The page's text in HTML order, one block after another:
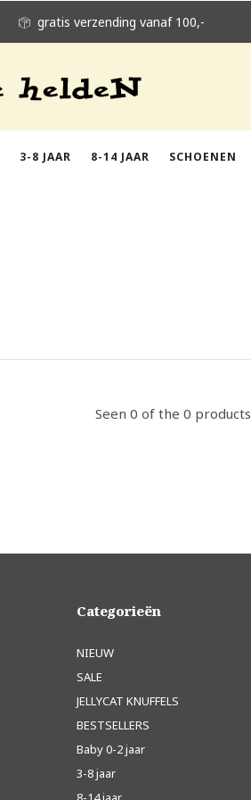
3-8 JAAR 8-14 JAAR SCHOENEN
gratis verzending vanaf 100,-
Seen 0 of the 0 products
Categorieën
NIEUW
SALE
JELLYCAT KNUFFELS
BESTSELLERS
Baby 0-2 jaar
3-8 jaar